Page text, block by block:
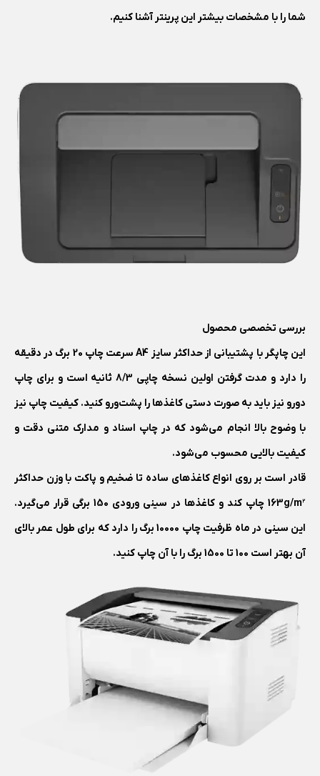
شما را با مشخصات بیشتر این پرینتر آشنا کنیم.
بررسی تخصصی محصول
این چاپگر با پشتیبانی از حداکثر سایز A4 سرعت چاپ 20 برگ در دقیقه
را دارد و مدت گرفتن اولین نسخه چاپی 8/3 ثانیه است و برای چاپ
دورو نیز باید به صورت دستی کاغذ‌ها را پشت‌و‌رو کنید. کیفیت چاپ نیز
با وضوح بالا انجام می‌شود که در چاپ اسناد و مدارک متنی دقت و
کیفیت بالایی محسوب می‌شود.
قادر است بر روی انواع کاغذ‌های ساده تا ضخیم و پاکت با وزن حداکثر
163g/m² چاپ کند و کاغذ‌ها در سینی ورودی 150 برگی قرار می‌گیرد.
این سینی در ماه ظرفیت چاپ 10000 برگ را دارد که برای طول عمر بالای
آن بهتر است 100 تا 1500 برگ را با آن چاپ کنید.